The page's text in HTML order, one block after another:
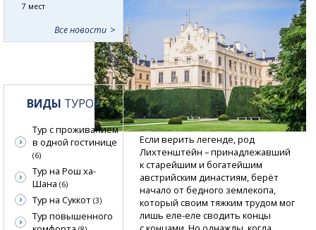
Если верить легенде, род
Лихтенштейн – принадлежавший
к старейшим и богатейшим
австрийским династиям, берёт
начало от бедного землекопа,
который своим тяжким трудом мог
лишьеле-еле сводить концы
7 мест
Все новости
ВИДЫ ТУРОВ
Тур с проживанием
в одной гостинице
(6)
Тур на Рош ха-
Шана (6)
Тур на Суккот (3)
Тур повышенного